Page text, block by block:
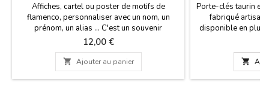
Affiches, cartel ou poster de motifs de
flamenco, personnaliser avec un nom, un
prénom, un alias ... C'est un souvenir
espagnol magnifique et typique pour tous
ceux qui veulent se sentir comme un véritable
artiste de flamenco. Espagne Souvenirs.Il
mesure 56 cm x 97 cm
Prix
12,00 €
 Ajouter au panier
Porte-clés taurin en
fabriqué
disponible en
tauromachie.
l'essence du
grâce à nos
Couleurs
